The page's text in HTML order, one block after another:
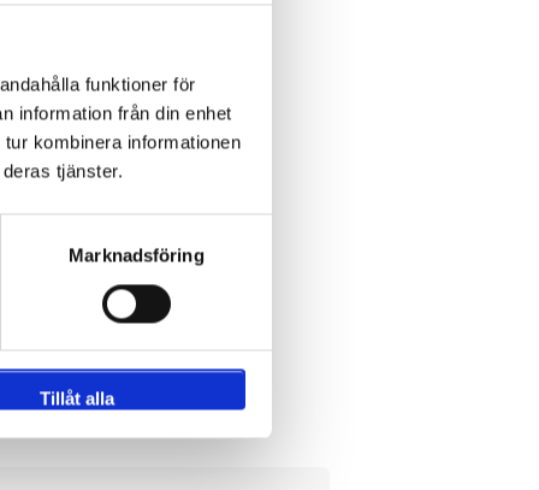
funktioner för
information från din enhet
kombinera informationen
tjänster.
Marknadsföring
Tillåt alla